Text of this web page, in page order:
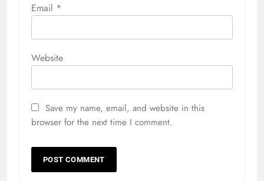
Email *
Website
Save my name, email, and website in this
browser for the next time I comment.